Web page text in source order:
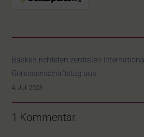
Basken richteten zentralen
Genossenschaftstag aus
4. Juli 2023
1 Kommentar.